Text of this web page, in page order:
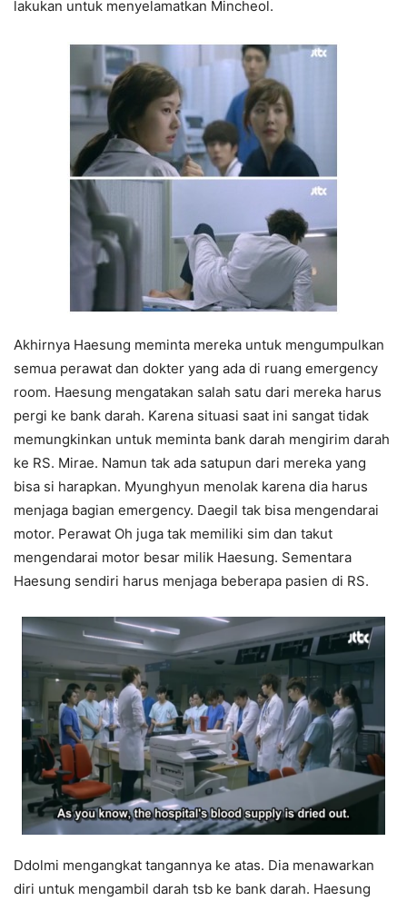
lakukan untuk menyelamatkan Mincheol.
Akhirnya Haesung meminta mereka untuk mengumpulkan
semua perawat dan dokter yang ada di ruang emergency
room. Haesung mengatakan salah satu dari mereka harus
pergi ke bank darah. Karena situasi saat ini sangat tidak
memungkinkan untuk meminta bank darah mengirim darah
ke RS. Mirae. Namun tak ada satupun dari mereka yang
bisa si harapkan. Myunghyun menolak karena dia harus
menjaga bagian emergency. Daegil tak bisa mengendarai
motor. Perawat Oh juga tak memiliki sim dan takut
mengendarai motor besar milik Haesung. Sementara
Haesung sendiri harus menjaga beberapa pasien di RS.
Ddolmi mengangkat tangannya ke atas. Dia menawarkan
diri untuk mengambil darah tsb ke bank darah. Haesung